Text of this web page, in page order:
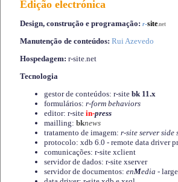
Edição electrónica
Design, construção e programação: r-site.net
Manutenção de conteúdos: Rui Azevedo
Hospedagem: r-site.net
Tecnologia
gestor de conteúdos: r-site bk 11.x
formulários: r-form behaviors
editor: r-site in-press
mailling: bknews
tratamento de imagem: r-site server side
protocolo: xdb 6.0 - remote data driver
comunicações: r-site xclient
servidor de dados: r-site xserver
servidor de documentos: enMedia -